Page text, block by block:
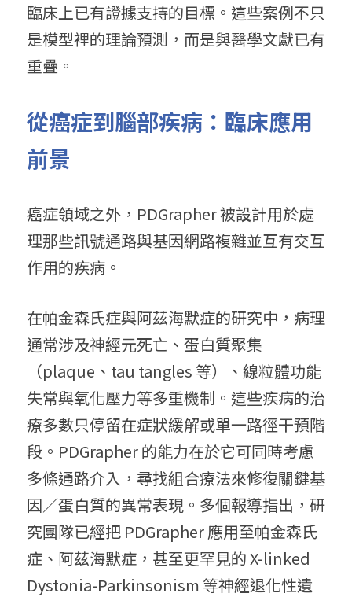
臨床上已有證據支持的目標。這些案例不只
是模型裡的理論預測，而是與醫學文獻已有
重疊。
從癌症到腦部疾病：臨床應用
前景
癌症領域之外，PDGrapher 被設計用於處
理那些訊號通路與基因網路複雜並互有交互
作用的疾病。
在帕金森氏症與阿茲海默症的研究中，病理
通常涉及神經元死亡、蛋白質聚集
（plaque、tau tangles 等）、線粒體功能
失常與氧化壓力等多重機制。這些疾病的治
療多數只停留在症狀緩解或單一路徑干預階
段。PDGrapher 的能力在於它可同時考慮
多條通路介入，尋找組合療法來修復關鍵基
因／蛋白質的異常表現。多個報導指出，研
究團隊已經把 PDGrapher 應用至帕金森氏
症、阿茲海默症，甚至更罕見的 X-linked
Dystonia-Parkinsonism 等神經退化性遺